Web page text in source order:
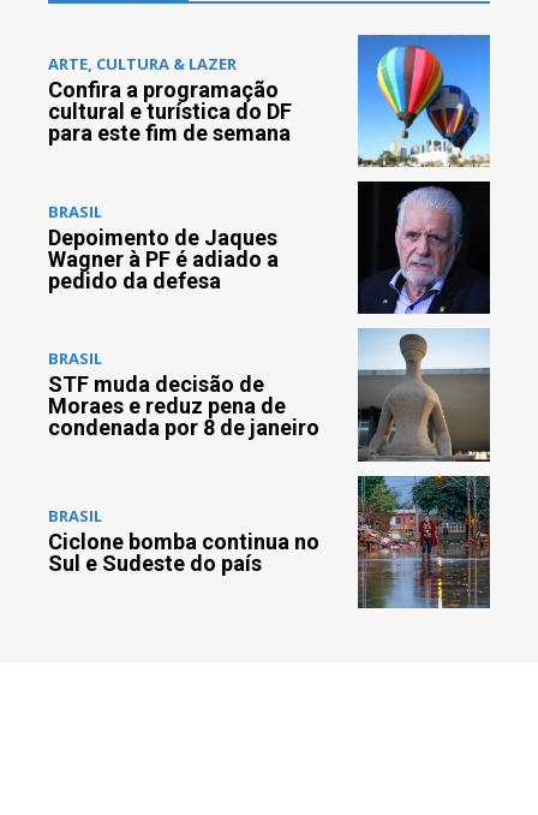
ARTE, CULTURA & LAZER
Confira a programação
cultural e turística do DF
para este fim de semana
BRASIL
Depoimento de Jaques
Wagner à PF é adiado a
pedido da defesa
BRASIL
STF muda decisão de
Moraes e reduz pena de
condenada por 8 de janeiro
BRASIL
Ciclone bomba continua no
Sul e Sudeste do país